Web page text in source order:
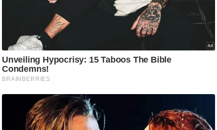
मी
क्षा
B
r
e